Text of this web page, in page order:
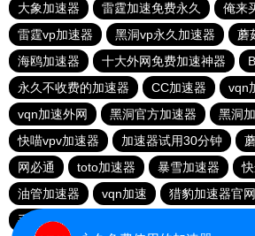
大象加速器
雷霆加速免费永久
俺来
雷霆vp加速器
黑洞vp永久加速器
蘑
海鸥加速器
十大外网免费加速神器
永久不收费的加速器
CC加速器
vqn
vqn加速外网
黑洞官方加速器 黑洞
快喵vpv加速器
加速器试用30分钟
网必通
toto加速器 暴雪加速器
油管加速器
vqn加速 猎豹加速器官网
手机外国加速器官网